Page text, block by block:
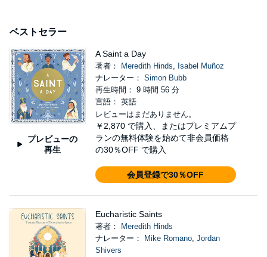
ベストセラー
プレビューの
再生
A Saint a Day
著者： Meredith Hinds, Isabel Muñoz
ナレーター： Simon Bubb
再生時間： 9 時間 56 分
言語： 英語
レビューはまだありません。
￥2,870 で購入、またはプレミアムプ
ランの無料体験を始めて非会員価格
の30％OFF で購入
会員登録で30％OFF
Eucharistic Saints
著者：
Meredith Hinds
ナレーター：
Mike Romano, Jordan
Shivers